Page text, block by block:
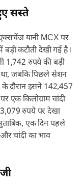
सस्ते
एक्सचेंज यानी MCX पर
कटौती देखी गई है।
1,742 रुपये की बड़ी
था, जबकि पिछले सेशन
दौरान इसने 142,457
एक किलोग्राम चांदी
रुपये पर देखा
एक दिन पहले
चांदी का भाव